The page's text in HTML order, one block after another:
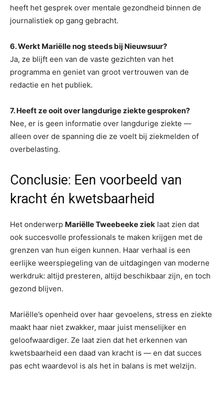
heeft het gesprek over mentale gezondheid binnen de
journalistiek op gang gebracht.
6. Werkt Mariëlle nog steeds bij Nieuwsuur?
Ja, ze blijft een van de vaste gezichten van het
programma en geniet van groot vertrouwen van de
redactie en het publiek.
7. Heeft ze ooit over langdurige ziekte gesproken?
Nee, er is geen informatie over langdurige ziekte —
alleen over de spanning die ze voelt bij ziekmelden of
overbelasting.
Conclusie: Een voorbeeld van
kracht én kwetsbaarheid
Het onderwerp Mariëlle Tweebeeke ziek laat zien dat
ook succesvolle professionals te maken krijgen met de
grenzen van hun eigen kunnen. Haar verhaal is een
eerlijke weerspiegeling van de uitdagingen van moderne
werkdruk: altijd presteren, altijd beschikbaar zijn, en toch
gezond blijven.
Mariëlle’s openheid over haar gevoelens, stress en ziekte
maakt haar niet zwakker, maar juist menselijker en
geloofwaardiger. Ze laat zien dat het erkennen van
kwetsbaarheid een daad van kracht is — en dat succes
pas echt waardevol is als het in balans is met welzijn.